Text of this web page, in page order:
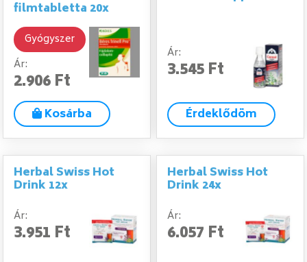
filmtabletta 20x
Gyógyszer
Ár:
2.906 Ft
Kosárba
Ár:
3.545 Ft
Érdeklődöm
Herbal Swiss Hot
Drink 12x
Ár:
3.951 Ft
Herbal Swiss Hot
Drink 24x
Ár:
6.057 Ft